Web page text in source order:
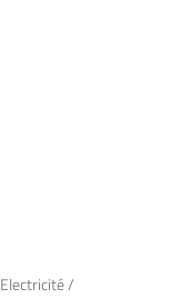
Electricité/